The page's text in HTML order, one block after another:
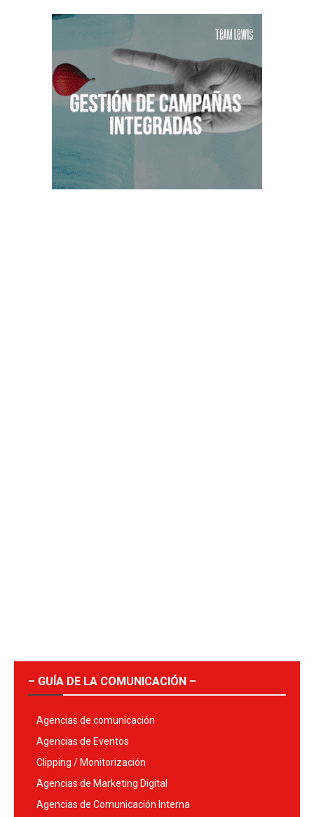
– GUÍA DE LA COMUNICACIÓN –
Agencias de comunicación
Agencias de Eventos
Clipping / Monitorización
Agencias de Marketing Digital
Agencias de Comunicación Interna